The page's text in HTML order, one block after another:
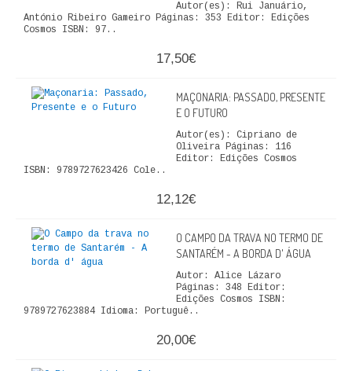
Autor(es): Rui Januário,
António Ribeiro Gameiro Páginas: 353 Editor: Edições
Cosmos ISBN: 97..
17,50€
MAÇONARIA: PASSADO, PRESENTE
E O FUTURO
Autor(es): Cipriano de
Oliveira Páginas: 116
Editor: Edições Cosmos
ISBN: 9789727623426 Cole..
12,12€
O CAMPO DA TRAVA NO TERMO DE
SANTARÉM - A BORDA D' ÁGUA
Autor: Alice Lázaro
Páginas: 348 Editor:
Edições Cosmos ISBN:
9789727623884 Idioma: Portuguê..
20,00€